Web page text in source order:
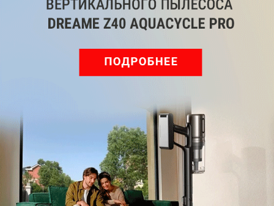
Обзор вертикального пылесоса Dreame Z40 AquaCycle
Pro: гибкий подход к уборке